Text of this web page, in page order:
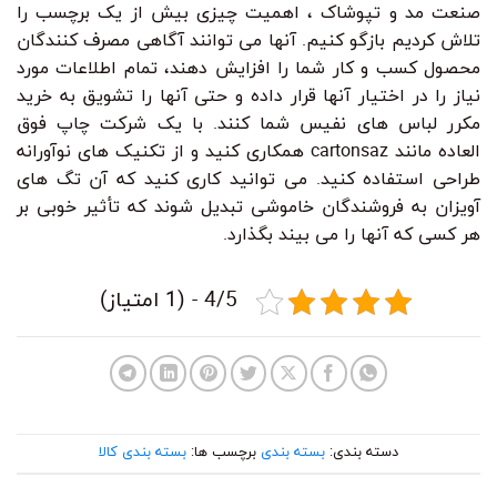
صنعت مد و تپوشاک ، اهمیت چیزی بیش از یک برچسب را
تلاش کردیم بازگو کنیم. آنها می توانند آگاهی مصرف کنندگان
محصول کسب و کار شما را افزایش دهند، تمام اطلاعات مورد
نیاز را در اختیار آنها قرار داده و حتی آنها را تشویق به خرید
مکرر لباس های نفیس شما کنند. با یک شرکت چاپ فوق
العاده مانند cartonsaz همکاری کنید و از تکنیک های نوآورانه
طراحی استفاده کنید. می توانید کاری کنید که آن تگ های
آویزان به فروشندگان خاموشی تبدیل شوند که تأثیر خوبی بر
هر کسی که آنها را می بیند بگذارد.
4/5 - (1 امتیاز)
دسته بندی: بسته بندی برچسب ها: بسته بندی کالا